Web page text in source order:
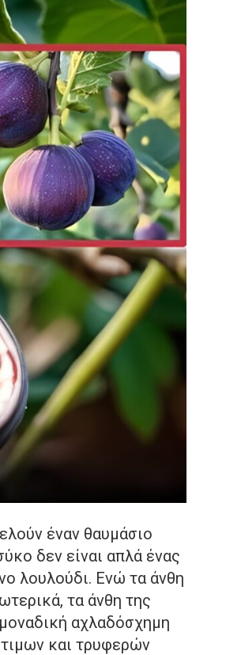
έναν θαυμάσιο
δεν είναι απλά ένας
λουλούδι. Ενώ τα άνθη
τα άνθη της
αχλαδόσχημη
και τρυφερών